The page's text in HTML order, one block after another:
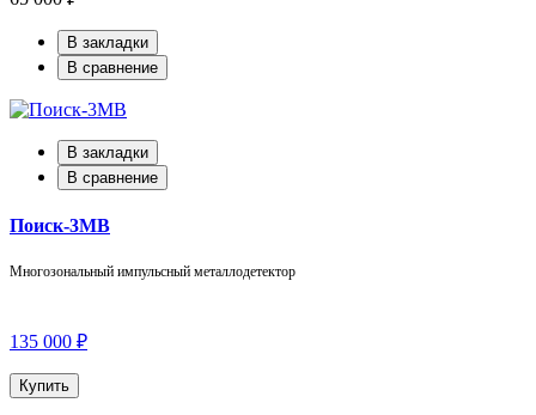
В закладки
В сравнение
В закладки
В сравнение
Поиск-3МВ
Многозональный импульсный металлодетектор
135 000 ₽
Купить